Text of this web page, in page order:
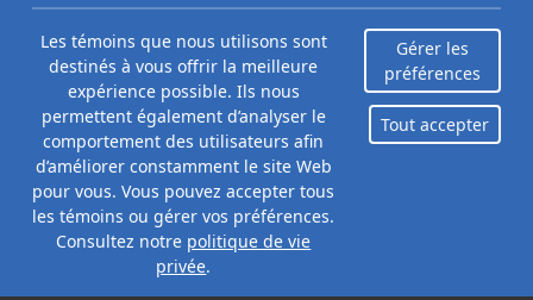
Reconnu comme une des
sociétés à la plus forte
croissance au Canada
Les témoins que nous utilisons sont
destinés à vous offrir la meilleure
expérience possible. Ils nous
permettent également d’analyser le
comportement des utilisateurs afin
d’améliorer constamment le site Web
pour vous. Vous pouvez accepter tous
les témoins ou gérer vos préférences.
Consultez notre politique de vie
privée.
Gérer les
préférences
Tout accepter